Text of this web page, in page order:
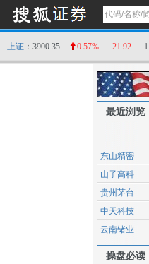
上证 ：3900.35 0.57% 21.92
最近浏览
东山精密
山子高科
贵州茅台
中天科技
云南锗业
操盘必读